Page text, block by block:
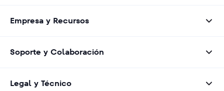
Empresa y Recursos
Soporte y Colaboración
Legal y Técnico